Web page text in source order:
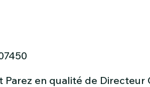
en qualité de Directeur